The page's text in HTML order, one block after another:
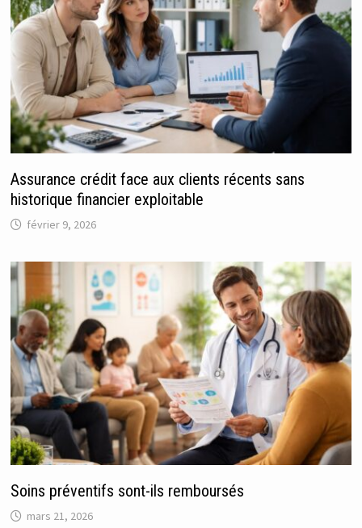
Assurance crédit face aux clients récents sans
historique financier exploitable
février 9, 2026
Soins préventifs sont-ils remboursés
mars 21, 2026